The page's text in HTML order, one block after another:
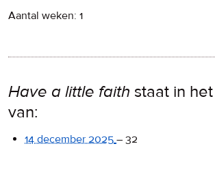
Aantal weken: 1
Have a little faith staat in
van:
14 december 2025 – 32